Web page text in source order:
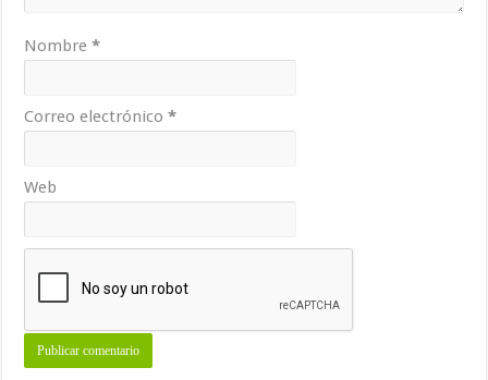
Nombre*
Correo electrónico*
Web